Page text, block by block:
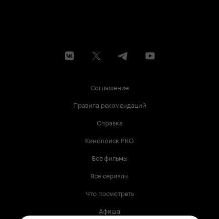
Соглашение
Правила рекомендаций
Справка
Кинопоиск PRO
Все фильмы
Все сериалы
Что посмотреть
Афиша